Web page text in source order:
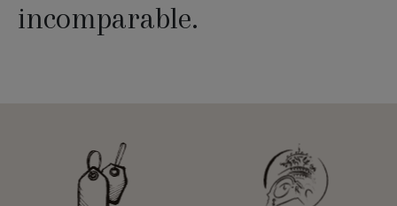
incomparable.